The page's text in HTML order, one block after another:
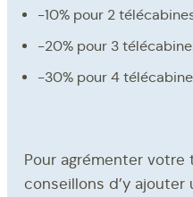
-10% pour 2
-20% pour 3
-30% pour 4
Pour agrémenter votre
conseillons d’y ajouter